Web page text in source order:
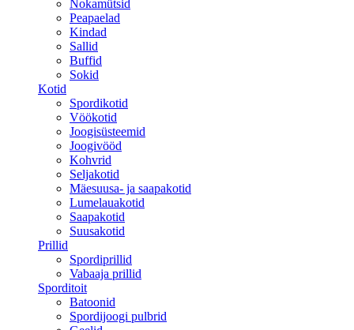
Nokamütsid
Peapaelad
Kindad
Sallid
Buffid
Sokid
Kotid
Spordikotid
Vöökotid
Joogisüsteemid
Joogivööd
Kohvrid
Seljakotid
Mäesuusa- ja saapakotid
Lumelauakotid
Saapakotid
Suusakotid
Prillid
Spordiprillid
Vabaaja prillid
Sporditoit
Batoonid
Spordijoogi pulbrid